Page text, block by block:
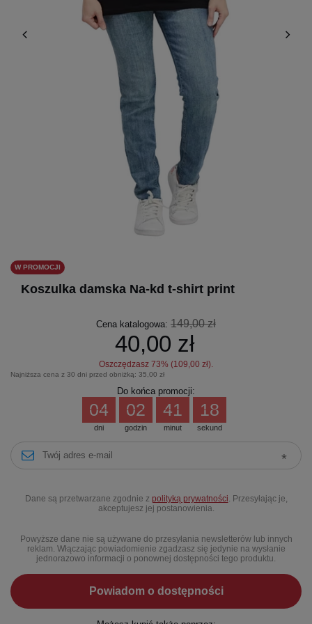
W PROMOCJI
Koszulka damska Na-kd t-shirt print
Cena katalogowa: 149,00 zł
40,00 zł
Oszczędzasz 73% (109,00 zł).
Najniższa cena z 30 dni przed obniżką: 35,00 zł
Do końca promocji:
dni
04
godzin
02
minut
41
sekund
18
Dane są przetwarzane zgodnie z polityką prywatności . Przesyłając je,
akceptujesz jej postanowienia.
Powyższe dane nie są używane do przesyłania newsletterów lub innych
reklam. Włączając powiadomienie zgadzasz się jedynie na wysłanie
jednorazowo informacji o ponownej dostępności tego produktu.
Powiadom o dostępności